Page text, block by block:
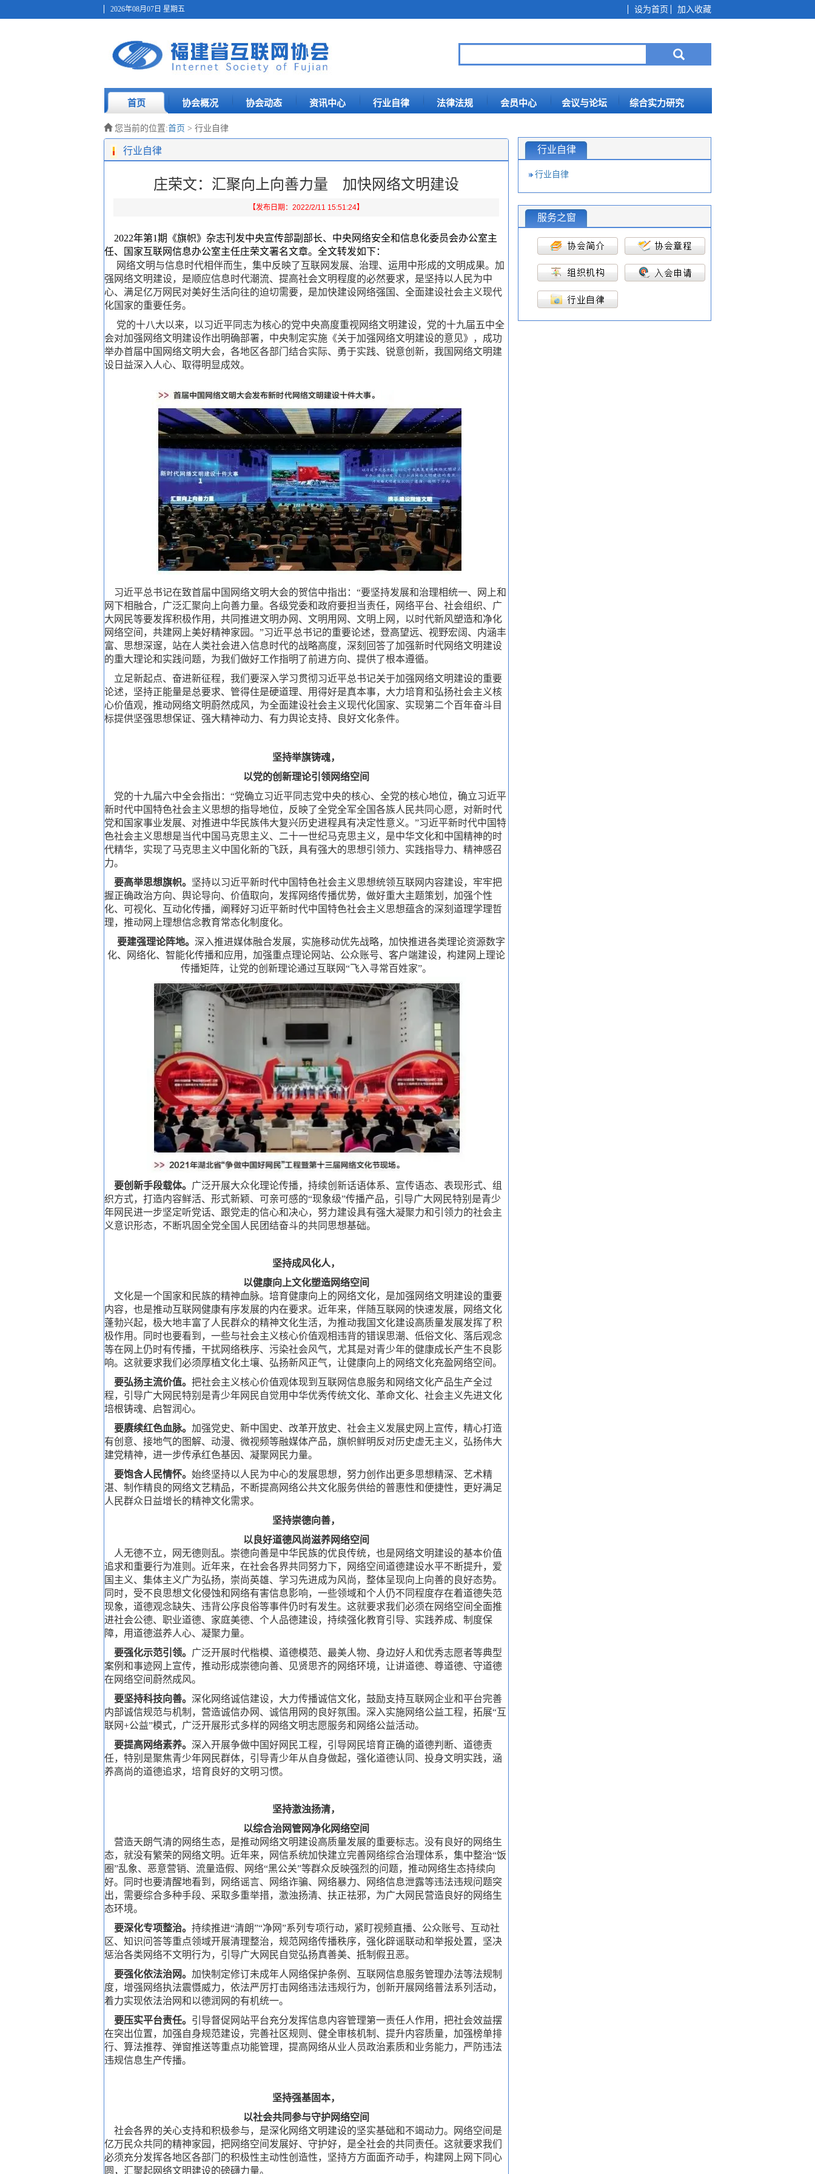
2026年08月07日 星期五 设为首页 加入收藏
首页 协会概况 协会动态 资讯中心 行业自律 法律法规 会员中心 会议与论坛 综合实力研究
您当前的位置:首页 > 行业自律
行业自律
庄荣文：汇聚向上向善力量 加快网络文明建设
【发布日期：2022/2/11 15:51:24】
2022年第1期《旗帜》杂志刊发中央宣传部副部长、中央网络安全和信息化委员会办公室主
任、国家互联网信息办公室主任庄荣文署名文章。全文转发如下：
网络文明与信息时代相伴而生，集中反映了互联网发展、治理、运用中形成的文明成果。加
强网络文明建设，是顺应信息时代潮流、提高社会文明程度的必然要求，是坚持以人民为中
心、满足亿万网民对美好生活向往的迫切需要，是加快建设网络强国、全面建设社会主义现代
化国家的重要任务。
党的十八大以来，以习近平同志为核心的党中央高度重视网络文明建设，党的十九届五中全
会对加强网络文明建设作出明确部署，中央制定实施《关于加强网络文明建设的意见》，成功
举办首届中国网络文明大会，各地区各部门结合实际、勇于实践、锐意创新，我国网络文明建
设日益深入人心、取得明显成效。
习近平总书记在致首届中国网络文明大会的贺信中指出：“要坚持发展和治理相统一、网上和
网下相融合，广泛汇聚向上向善力量。各级党委和政府要担当责任，网络平台、社会组织、广
大网民等要发挥积极作用，共同推进文明办网、文明用网、文明上网，以时代新风塑造和净化
网络空间，共建网上美好精神家园。”习近平总书记的重要论述，登高望远、视野宏阔、内涵丰
富、思想深邃，站在人类社会进入信息时代的战略高度，深刻回答了加强新时代网络文明建设
的重大理论和实践问题，为我们做好工作指明了前进方向、提供了根本遵循。
立足新起点、奋进新征程，我们要深入学习贯彻习近平总书记关于加强网络文明建设的重要
论述，坚持正能量是总要求、管得住是硬道理、用得好是真本事，大力培育和弘扬社会主义核
心价值观，推动网络文明蔚然成风，为全面建设社会主义现代化国家、实现第二个百年奋斗目
标提供坚强思想保证、强大精神动力、有力舆论支持、良好文化条件。
坚持举旗铸魂，
以党的创新理论引领网络空间
党的十九届六中全会指出：“党确立习近平同志党中央的核心、全党的核心地位，确立习近平
新时代中国特色社会主义思想的指导地位，反映了全党全军全国各族人民共同心愿，对新时代
党和国家事业发展、对推进中华民族伟大复兴历史进程具有决定性意义。”习近平新时代中国特
色社会主义思想是当代中国马克思主义、二十一世纪马克思主义，是中华文化和中国精神的时
代精华，实现了马克思主义中国化新的飞跃，具有强大的思想引领力、实践指导力、精神感召
力。
要高举思想旗帜。 坚持以习近平新时代中国特色社会主义思想统领互联网内容建设，牢牢把
握正确政治方向、舆论导向、价值取向，发挥网络传播优势，做好重大主题策划，加强个性
化、可视化、互动化传播，阐释好习近平新时代中国特色社会主义思想蕴含的深刻道理学理哲
理，推动网上理想信念教育常态化制度化。
要建强理论阵地。 深入推进媒体融合发展，实施移动优先战略，加快推进各类理论资源数字
化、网络化、智能化传播和应用，加强重点理论网站、公众账号、客户端建设，构建网上理论
传播矩阵，让党的创新理论通过互联网“飞入寻常百姓家”。
要创新手段载体。 广泛开展大众化理论传播，持续创新话语体系、宣传语态、表现形式、组
织方式，打造内容鲜活、形式新颖、可亲可感的“现象级”传播产品，引导广大网民特别是青少
年网民进一步坚定听党话、跟党走的信心和决心，努力建设具有强大凝聚力和引领力的社会主
义意识形态，不断巩固全党全国人民团结奋斗的共同思想基础。
坚持成风化人，
以健康向上文化塑造网络空间
文化是一个国家和民族的精神血脉。培育健康向上的网络文化，是加强网络文明建设的重要
内容，也是推动互联网健康有序发展的内在要求。近年来，伴随互联网的快速发展，网络文化
蓬勃兴起，极大地丰富了人民群众的精神文化生活，为推动我国文化建设高质量发展发挥了积
极作用。同时也要看到，一些与社会主义核心价值观相违背的错误思潮、低俗文化、落后观念
等在网上仍时有传播，干扰网络秩序、污染社会风气，尤其是对青少年的健康成长产生不良影
响。这就要求我们必须厚植文化土壤、弘扬新风正气，让健康向上的网络文化充盈网络空间。
要弘扬主流价值。 把社会主义核心价值观体现到互联网信息服务和网络文化产品生产全过
程，引导广大网民特别是青少年网民自觉用中华优秀传统文化、革命文化、社会主义先进文化
培根铸魂、启智润心。
要赓续红色血脉。 加强党史、新中国史、改革开放史、社会主义发展史网上宣传，精心打造
有创意、接地气的图解、动漫、微视频等融媒体产品，旗帜鲜明反对历史虚无主义，弘扬伟大
建党精神，进一步传承红色基因、凝聚网民力量。
要饱含人民情怀。 始终坚持以人民为中心的发展思想，努力创作出更多思想精深、艺术精
湛、制作精良的网络文艺精品，不断提高网络公共文化服务供给的普惠性和便捷性，更好满足
人民群众日益增长的精神文化需求。
坚持崇德向善，
以良好道德风尚滋养网络空间
人无德不立，网无德则乱。崇德向善是中华民族的优良传统，也是网络文明建设的基本价值
追求和重要行为准则。近年来，在社会各界共同努力下，网络空间道德建设水平不断提升，爱
国主义、集体主义广为弘扬，崇尚英雄、学习先进成为风尚，整体呈现向上向善的良好态势。
同时，受不良思想文化侵蚀和网络有害信息影响，一些领域和个人仍不同程度存在着道德失范
现象，道德观念缺失、违背公序良俗等事件仍时有发生。这就要求我们必须在网络空间全面推
进社会公德、职业道德、家庭美德、个人品德建设，持续强化教育引导、实践养成、制度保
障，用道德滋养人心、凝聚力量。
要强化示范引领。 广泛开展时代楷模、道德模范、最美人物、身边好人和优秀志愿者等典型
案例和事迹网上宣传，推动形成崇德向善、见贤思齐的网络环境，让讲道德、尊道德、守道德
在网络空间蔚然成风。
要坚持科技向善。 深化网络诚信建设，大力传播诚信文化，鼓励支持互联网企业和平台完善
内部诚信规范与机制，营造诚信办网、诚信用网的良好氛围。深入实施网络公益工程，拓展“互
联网+公益”模式，广泛开展形式多样的网络文明志愿服务和网络公益活动。
要提高网络素养。 深入开展争做中国好网民工程，引导网民培育正确的道德判断、道德责
任，特别是聚焦青少年网民群体，引导青少年从自身做起，强化道德认同、投身文明实践，涵
养高尚的道德追求，培育良好的文明习惯。
坚持激浊扬清，
以综合治网管网净化网络空间
营造天朗气清的网络生态，是推动网络文明建设高质量发展的重要标志。没有良好的网络生
态，就没有繁荣的网络文明。近年来，网信系统加快建立完善网络综合治理体系，集中整治“饭
圈”乱象、恶意营销、流量造假、网络“黑公关”等群众反映强烈的问题，推动网络生态持续向
好。同时也要清醒地看到，网络谣言、网络诈骗、网络暴力、网络信息泄露等违法违规问题突
出，需要综合多种手段、采取多重举措，激浊扬清、扶正祛邪，为广大网民营造良好的网络生
态环境。
要深化专项整治。 持续推进“清朗”“净网”系列专项行动，紧盯视频直播、公众账号、互动社
区、知识问答等重点领域开展清理整治，规范网络传播秩序，强化辟谣联动和举报处置，坚决
惩治各类网络不文明行为，引导广大网民自觉弘扬真善美、抵制假丑恶。
要强化依法治网。 加快制定修订未成年人网络保护条例、互联网信息服务管理办法等法规制
度，增强网络执法震慑威力，依法严厉打击网络违法违规行为，创新开展网络普法系列活动，
着力实现依法治网和以德润网的有机统一。
要压实平台责任。 引导督促网站平台充分发挥信息内容管理第一责任人作用，把社会效益摆
在突出位置，加强自身规范建设，完善社区规则、健全审核机制、提升内容质量，加强榜单排
行、算法推荐、弹窗推送等重点功能管理，提高网络从业人员政治素质和业务能力，严防违法
违规信息生产传播。
坚持强基固本，
以社会共同参与守护网络空间
社会各界的关心支持和积极参与，是深化网络文明建设的坚实基础和不竭动力。网络空间是
亿万民众共同的精神家园，把网络空间发展好、守护好，是全社会的共同责任。这就要求我们
必须充分发挥各地区各部门的积极性主动性创造性，坚持方方面面齐动手，构建网上网下同心
圆，汇聚起网络文明建设的磅礴力量。
行业自律
行业自律
服务之窗